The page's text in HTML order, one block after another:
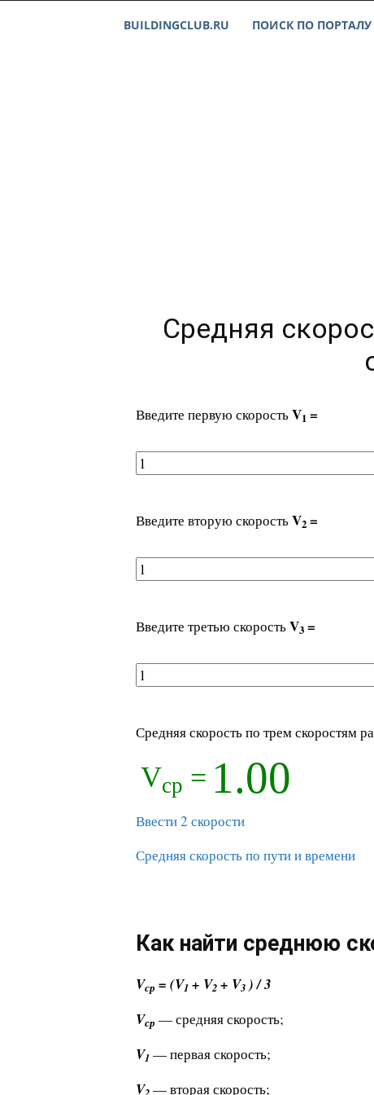
BUILDINGCLUB.RU ПОИСК ПО ПОРТАЛУ
Средняя
Введите первую скоростьV1 =
Введите вторую скоростьV2 =
Введите третью скоростьV3 =
Средняя скорость по трем скоростям
Vср = 1.00
Ввести 2 скорости
Средняя скорость по пути и времени
Как найти среднюю
Vср = (V1 + V2 + V3 ) / 3
Vср — средняя скорость;
V1 — первая скорость;
V — вторая скорость;